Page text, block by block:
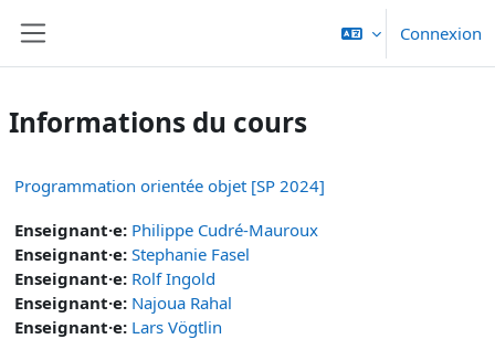
Connexion
Informations du cours
Programmation orientée objet [SP 2024]
Enseignant·e: Philippe Cudré-Mauroux
Enseignant·e: Stephanie Fasel
Enseignant·e: Rolf Ingold
Enseignant·e: Najoua Rahal
Enseignant·e: Lars Vögtlin